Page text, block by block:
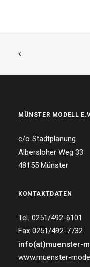
MÜNSTER MODELL
c/o Stadtplanung
Albersloher Weg 33
48155 Münster
KONTAKTDATEN
Tel. 0251/492-6101
Fax 0251/492-7732
info(at)muenster-
www.muenster-